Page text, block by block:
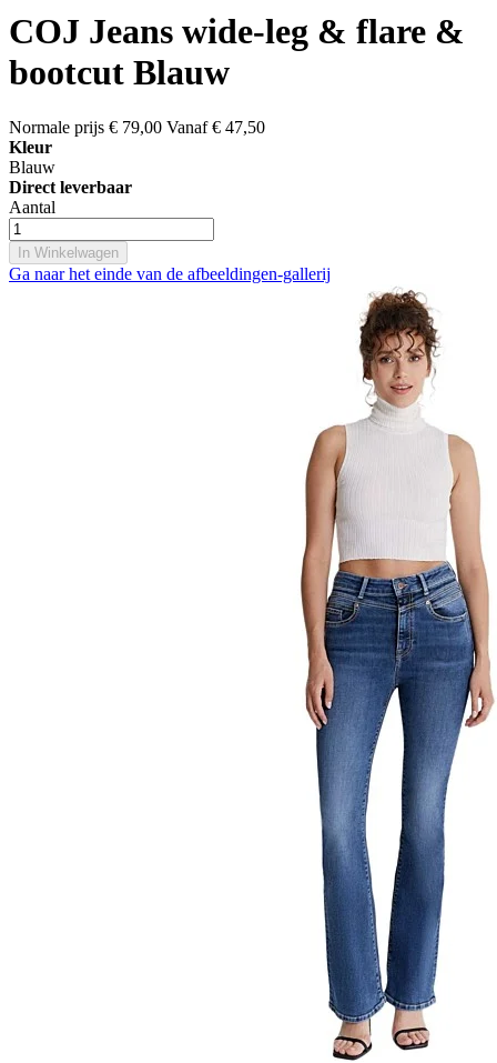
COJ Jeans wide-leg & flare &
bootcut Blauw
Normale prijs € 79,00 Vanaf € 47,50
Kleur
Blauw
Direct leverbaar
Aantal
In Winkelwagen
Ga naar het einde van de afbeeldingen-gallerij